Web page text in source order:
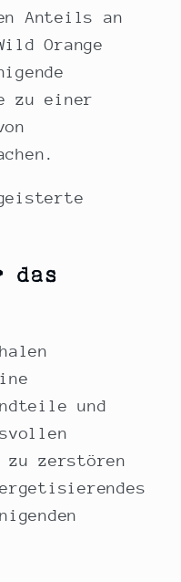
Anteils an
Orange
zu einer
das
und
zu zerstören